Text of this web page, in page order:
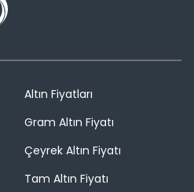
Altın Fiyatları
Gram Altın Fiyatı
Çeyrek Altın Fiyatı
Tam Altın Fiyatı